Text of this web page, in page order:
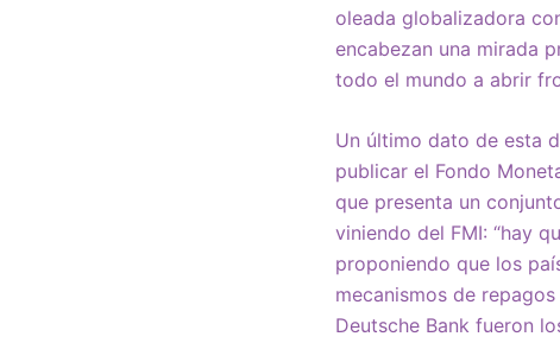
oleada globalizadora
encabezan una mirada
todo el mundo a abrir
Un último dato de esta
publicar el Fondo
que presenta un
viniendo del FMI: “hay
proponiendo que los
mecanismos de
Deutsche Bank fueron